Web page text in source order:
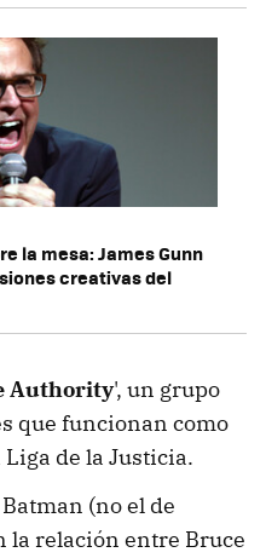
la mesa: James Gunn
creativas del
Authority', un grupo
que funcionan como
de la Justicia.
(no el de
la relación entre Bruce